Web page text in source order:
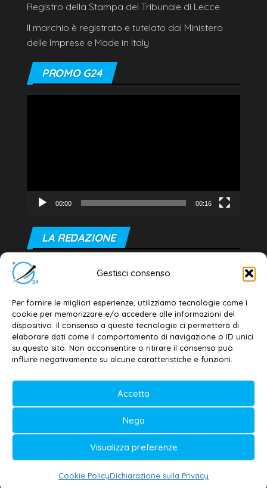
Gestisci consenso
Per fornire le migliori esperienze, utilizziamo tecnologie come i
cookie per memorizzare e/o accedere alle informazioni del
dispositivo. Il consenso a queste tecnologie ci permetterà di
elaborare dati come il comportamento di navigazione o ID unici
su questo sito. Non acconsentire o ritirare il consenso può
influire negativamente su alcune caratteristiche e funzioni.
Accetta
Nega
Visualizza preferenze
Cookie PolicyDichiarazione sulla Privacy
Registro della Stampa del Tribunale di Lecce
Il marchio è registrato e tutelato dal Ministero
delle Imprese e Made in Italy
PROMO G24
00:00 00:16
LA REDAZIONE
Editore e direttore responsabile:
Dott. Daniele G. Masciullo
Email: redazione@galatina24.it
Contatti –Disclaimer
Privacy policy –Cookie policy
© 2020-2026 | Galatina24 ®
Testata iscritta al n. 11/2020 Registro della
Stampa Tribunale di Lecce
Editore e direttore responsabile:
Daniele G. Masciullo